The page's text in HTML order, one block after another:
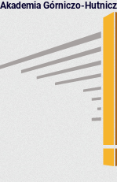
Akademia Górniczo-